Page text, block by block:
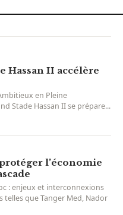
Hassan II accélère
en Pleine
Stade Hassan II se prépare...
l’économie
: enjeux et interconnexions
que Tanger Med, Nador